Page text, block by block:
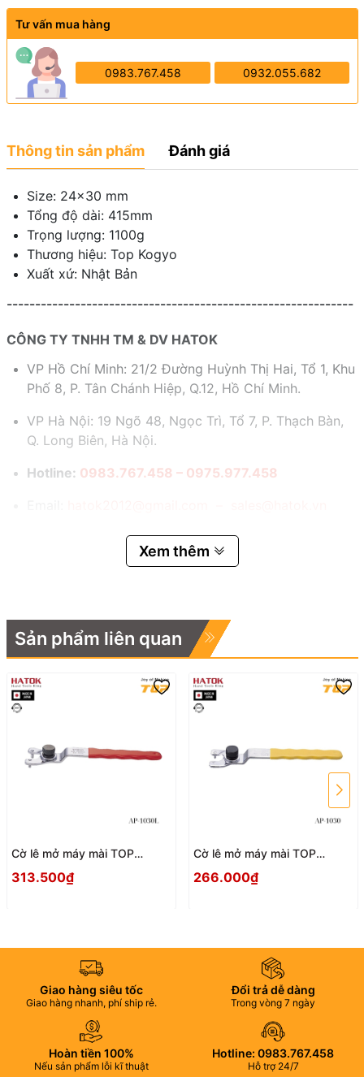
Tư vấn mua hàng
0983.767.458 0932.055.682
Thông tin sản phẩm Đánh giá
Size: 24x30 mm
Tổng độ dài: 415mm
Trọng lượng: 1100g
Thương hiệu: Top Kogyo
Xuất xứ: Nhật Bản
-------------------------------------------------------------
CÔNG TY TNHH TM & DV HATOK
VP Hồ Chí Minh: 21/2 Đường Huỳnh Thị Hai, Tổ 1, Khu
Phố 8, P. Tân Chánh Hiệp, Q.12, Hồ Chí Minh.
VP Hà Nội: 19 Ngõ 48, Ngọc Trì, Tổ 7, P. Thạch Bàn,
Q. Long Biên, Hà Nội.
Hotline: 0983.767.458 – 0975.977.458
Xem thêm
Sản phẩm liên quan
Cờ lê mở máy mài TOP
313.500₫
Cờ lê mở máy mài TOP
266.000₫
Giao hàng siêu tốc
Giao hàng nhanh, phí ship rẻ.
Đổi trả dễ dàng
Trong vòng 7 ngày
Hoàn tiền 100%
Nếu sản phẩm lỗi kĩ thuật
Hotline: 0983.767.458
Hỗ trợ 24/7